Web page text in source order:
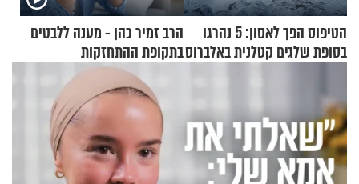
הטיפוס הפך לאסון: 5 נהרגו
בסופת שלגים קטלנית באלברוס
הרב זמיר כהן - מענה ללבטים
בתקופת ההתחזקות